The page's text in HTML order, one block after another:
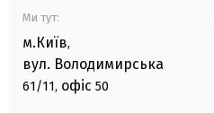
Ми тут:
м.Київ,
вул. Володимирська
61/11, офіс 50